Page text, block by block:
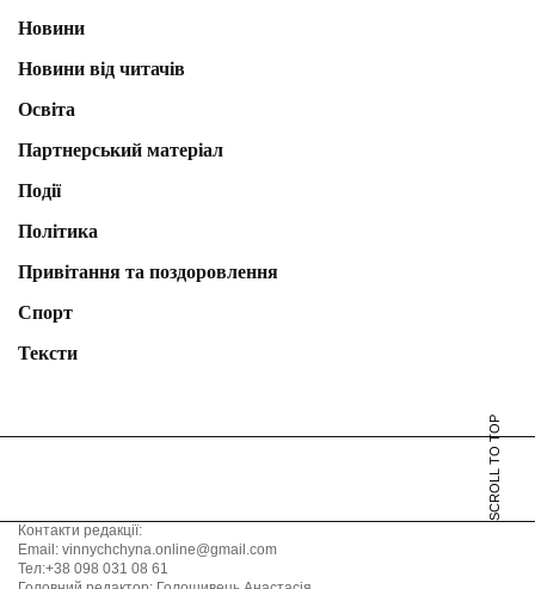
Новини
Новини від читачів
Освіта
Партнерський матеріал
Події
Політика
Привітання та поздоровлення
Спорт
Тексти
SCROLL TO TOP
Контакти редакції:
Email: vinnychchyna.online@gmail.com
Тел:+38 098 031 08 61